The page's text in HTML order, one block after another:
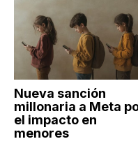
Nueva sanción
millonaria a Meta
el impacto en
menores